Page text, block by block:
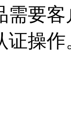
需要
证操作